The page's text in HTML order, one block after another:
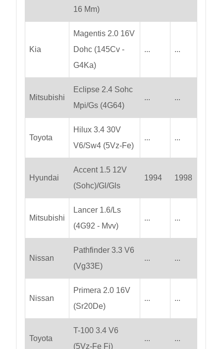
16 Mm)
Kia
Magentis 2.0 16V
Dohc (145Cv -
G4Ka)
... ...
Mitsubishi
Eclipse 2.4 Sohc
Mpi/Gs (4G64)
... ...
Toyota
Hilux 3.4 30V
V6/Sw4 (5Vz-Fe)
... ...
Hyundai
Accent 1.5 12V
(Sohc)/Gl/Gls
1994 1998
Mitsubishi
Lancer 1.6/Ls
(4G92 - Mvv)
... ...
Nissan
Pathfinder 3.3 V6
(Vg33E)
... ...
Nissan
Primera 2.0 16V
(Sr20De)
... ...
Toyota
T-100 3.4 V6
(5Vz-Fe Fi)
... ...